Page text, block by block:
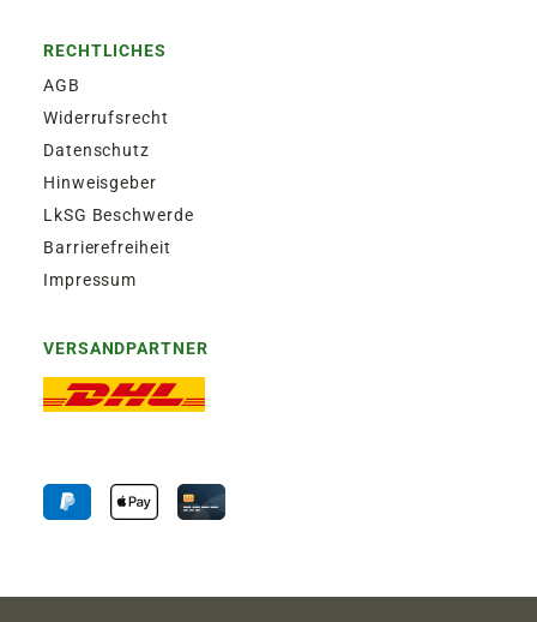
RECHTLICHES
AGB
Widerrufsrecht
Datenschutz
Hinweisgeber
LkSG Beschwerde
Barrierefreiheit
Impressum
VERSANDPARTNER